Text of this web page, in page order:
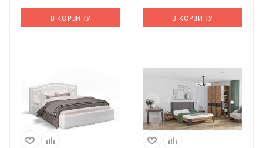
В КОРЗИНУ В КОРЗИНУ